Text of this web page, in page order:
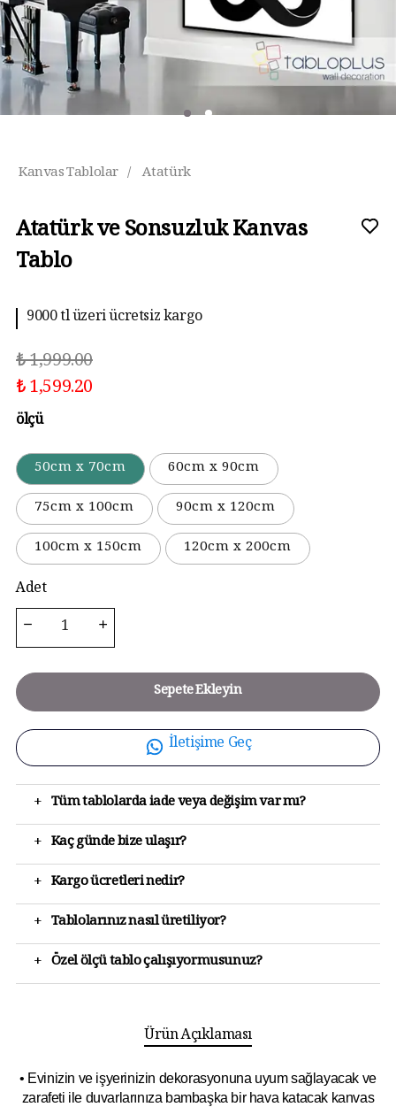
Kanvas Tablolar / Atatürk
Atatürk ve Sonsuzluk Kanvas
Tablo
9000 tl üzeri ücretsiz kargo
₺ 1,999.00
₺ 1,599.20
ölçü
50cm x 70cm
60cm x 90cm
75cm x 100cm
90cm x 120cm
100cm x 150cm
120cm x 200cm
Adet
Sepete Ekleyin
İletişime Geç
+ Tüm tablolarda iade veya değişim var mı?
+ Kaç günde bize ulaşır?
+ Kargo ücretleri nedir?
+ Tablolarınız nasıl üretiliyor?
+ Özel ölçü tablo çalışıyormusunuz?
Ürün Açıklaması
• Evinizin ve işyerinizin dekorasyonuna uyum sağlayacak ve
zarafeti ile duvarlarınıza bambaşka bir hava katacak kanvas